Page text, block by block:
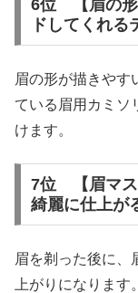
6位 【眉の形
ドしてくれる
眉の形が描きやす
ている眉用カミソ
けます。
7位 【眉マス
綺麗に仕上が
眉を剃った後に、
上がりになりま